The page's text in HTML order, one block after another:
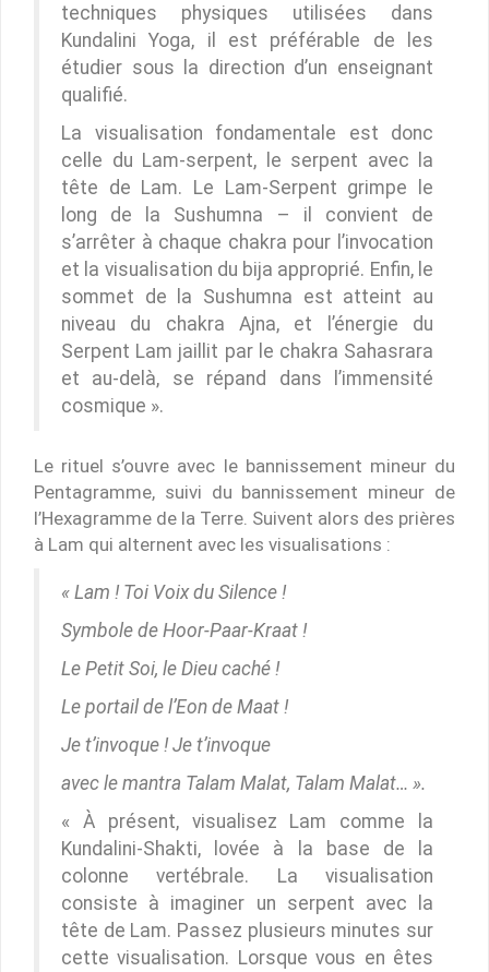
techniques physiques utilisées dans
Kundalini Yoga, il est préférable de les
étudier sous la direction d’un enseignant
qualifié.
La visualisation fondamentale est donc
celle du Lam-serpent, le serpent avec la
tête de Lam. Le Lam-Serpent grimpe le
long de la Sushumna – il convient de
s’arrêter à chaque chakra pour l’invocation
et la visualisation du bija approprié. Enfin, le
sommet de la Sushumna est atteint au
niveau du chakra Ajna, et l’énergie du
Serpent Lam jaillit par le chakra Sahasrara
et au-delà, se répand dans l’immensité
cosmique ».
Le rituel s’ouvre avec le bannissement mineur du
Pentagramme, suivi du bannissement mineur de
l’Hexagramme de la Terre. Suivent alors des prières
à Lam qui alternent avec les visualisations :
« Lam ! Toi Voix du Silence !
Symbole de Hoor-Paar-Kraat !
Le Petit Soi, le Dieu caché !
Le portail de l’Eon de Maat !
Je t’invoque ! Je t’invoque
avec le mantra Talam Malat, Talam Malat… ».
« À présent, visualisez Lam comme la
Kundalini-Shakti, lovée à la base de la
colonne vertébrale. La visualisation
consiste à imaginer un serpent avec la
tête de Lam. Passez plusieurs minutes sur
cette visualisation. Lorsque vous en êtes